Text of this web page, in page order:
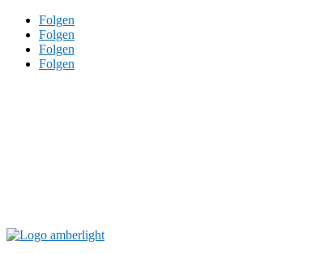
Folgen
Folgen
Folgen
Folgen